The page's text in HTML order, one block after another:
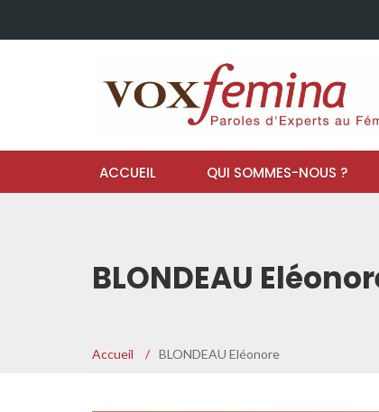
ACCUEIL QUI SOMMES-NOUS ?
BLONDEAU
Accueil / BLONDEAU Eléonore